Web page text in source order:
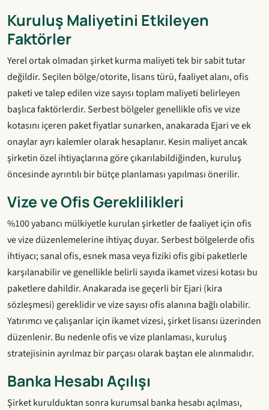
Kuruluş Maliyetini Etkileyen
Faktörler
Yerel ortak olmadan şirket kurma maliyeti tek bir sabit tutar
değildir. Seçilen bölge/otorite, lisans türü, faaliyet alanı, ofis
paketi ve talep edilen vize sayısı toplam maliyeti belirleyen
başlıca faktörlerdir. Serbest bölgeler genellikle ofis ve vize
kotasını içeren paket fiyatlar sunarken, anakarada Ejari ve ek
onaylar ayrı kalemler olarak hesaplanır. Kesin maliyet ancak
şirketin özel ihtiyaçlarına göre çıkarılabildiğinden, kuruluş
öncesinde ayrıntılı bir bütçe planlaması yapılması önerilir.
Vize ve Ofis Gereklilikleri
%100 yabancı mülkiyetle kurulan şirketler de faaliyet için ofis
ve vize düzenlemelerine ihtiyaç duyar. Serbest bölgelerde ofis
ihtiyacı; sanal ofis, esnek masa veya fiziki ofis gibi paketlerle
karşılanabilir ve genellikle belirli sayıda ikamet vizesi kotası bu
paketlere dahildir. Anakarada ise geçerli bir Ejari (kira
sözleşmesi) gereklidir ve vize sayısı ofis alanına bağlı olabilir.
Yatırımcı ve çalışanlar için ikamet vizesi, şirket lisansı üzerinden
düzenlenir. Bu nedenle ofis ve vize planlaması, kuruluş
stratejisinin ayrılmaz bir parçası olarak baştan ele alınmalıdır.
Banka Hesabı Açılışı
Şirket kurulduktan sonra kurumsal banka hesabı açılması,